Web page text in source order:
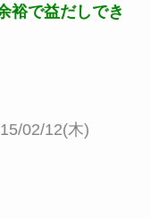
で益だしでき
02/12(木)